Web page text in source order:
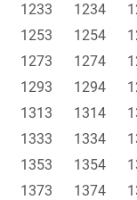
1233 1234
1253 1254
1273 1274
1293 1294
1313 1314
1333 1334
1353 1354
1373 1374